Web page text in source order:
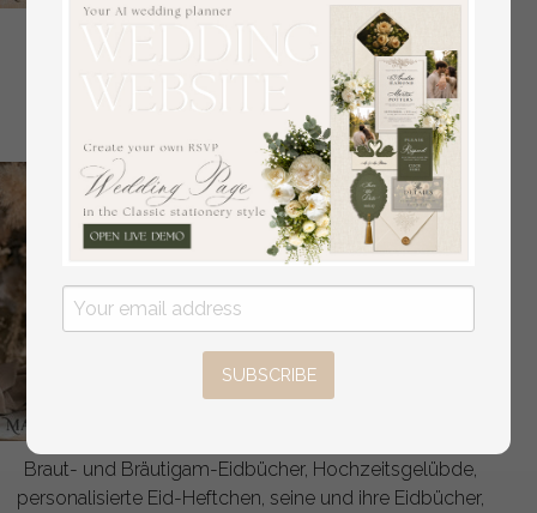
Großes Velvet-Hochzeitsfotoalbum mit Schutzhülle,
Fotoalbum mit schwarzen Hüllen für 500 4x6 Bilder.
135.00
Braut- und Bräutigam-Eidbücher, Hochzeitsgelübde,
personalisierte Eid-Heftchen, seine und ihre Eidbücher,
SUBSCRIBE